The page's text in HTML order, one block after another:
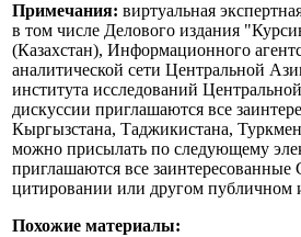
Примечания: виртуальная
в том числе Делового издания
(Казахстан), Информационного
аналитической сети Центральной
института исследований
дискуссии приглашаются все
Кыргызстана, Таджикистана,
можно присылать по следующему
приглашаются все
цитировании или другом публичном
Похожие материалы: